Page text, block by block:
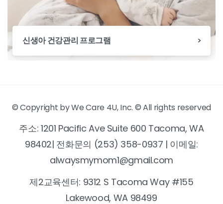
신생아 건강관리 프로그램
© Copyright by We Care 4U, Inc. © All rights reserved
주소: 1201 Pacific Ave Suite 600 Tacoma, WA
98402| 전화문의 (253) 358-0937 | 이메일:
alwaysmymom1@gmail.com
제2교육센터: 9312 S Tacoma Way #155
Lakewood, WA 98499